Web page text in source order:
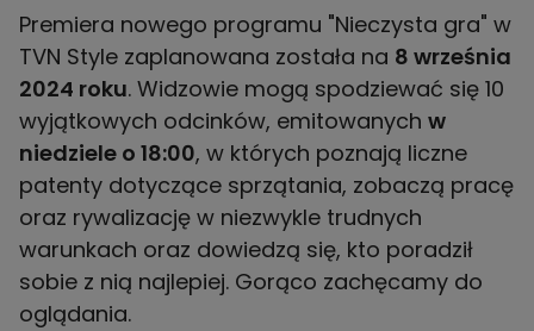
Premiera nowego programu "Nieczysta gra" w
TVN Style zaplanowana została na 8 września
2024 roku. Widzowie mogą spodziewać się 10
wyjątkowych odcinków, emitowanych w
niedziele o 18:00, w których poznają liczne
patenty dotyczące sprzątania, zobaczą pracę
oraz rywalizację w niezwykle trudnych
warunkach oraz dowiedzą się, kto poradził
sobie z nią najlepiej. Gorąco zachęcamy do
oglądania.